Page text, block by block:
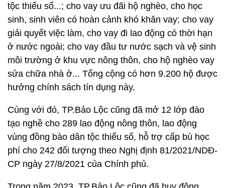
tộc thiểu số...; cho vay ưu đãi hộ nghèo, cho học
sinh, sinh viên có hoàn cảnh khó khăn vay; cho vay
giải quyết việc làm, cho vay đi lao động có thời hạn
ở nước ngoài; cho vay đầu tư nước sạch và vệ sinh
môi trường ở khu vực nông thôn, cho hộ nghèo vay
sửa chữa nhà ở... Tổng cộng có hơn 9.200 hộ được
hưởng chính sách tín dụng này.
Cùng với đó, TP.Bảo Lộc cũng đã mở 12 lớp đào
tạo nghề cho 289 lao động nông thôn, lao động
vùng đồng bào dân tộc thiểu số, hỗ trợ cấp bù học
phí cho 242 đối tượng theo Nghị định 81/2021/NDĐ-
CP ngày 27/8/2021 của Chính phủ.